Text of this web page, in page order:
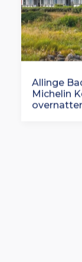
Allinge
Michelin